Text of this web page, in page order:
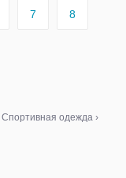
7 8
Спортивная одежда ›